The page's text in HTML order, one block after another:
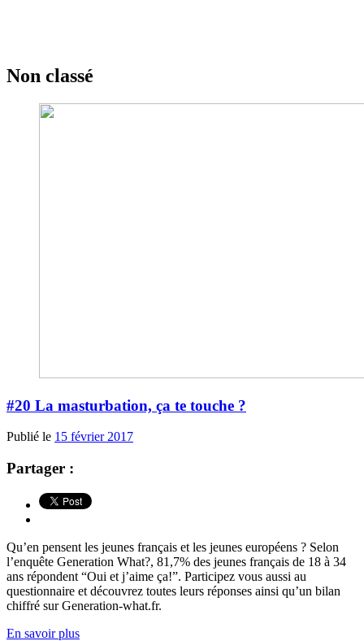
Non classé
#20 La masturbation, ça te touche ?
Publié le 15 février 2017
Partager :
Qu’en pensent les jeunes français et les jeunes européens ? Selon
l’enquête Generation What?, 81,7% des jeunes français de 18 à 34
ans répondent “Oui et j’aime ça!”. Participez vous aussi au
questionnaire et découvrez toutes leurs réponses ainsi qu’un bilan
chiffré sur Generation-what.fr.
En savoir plus